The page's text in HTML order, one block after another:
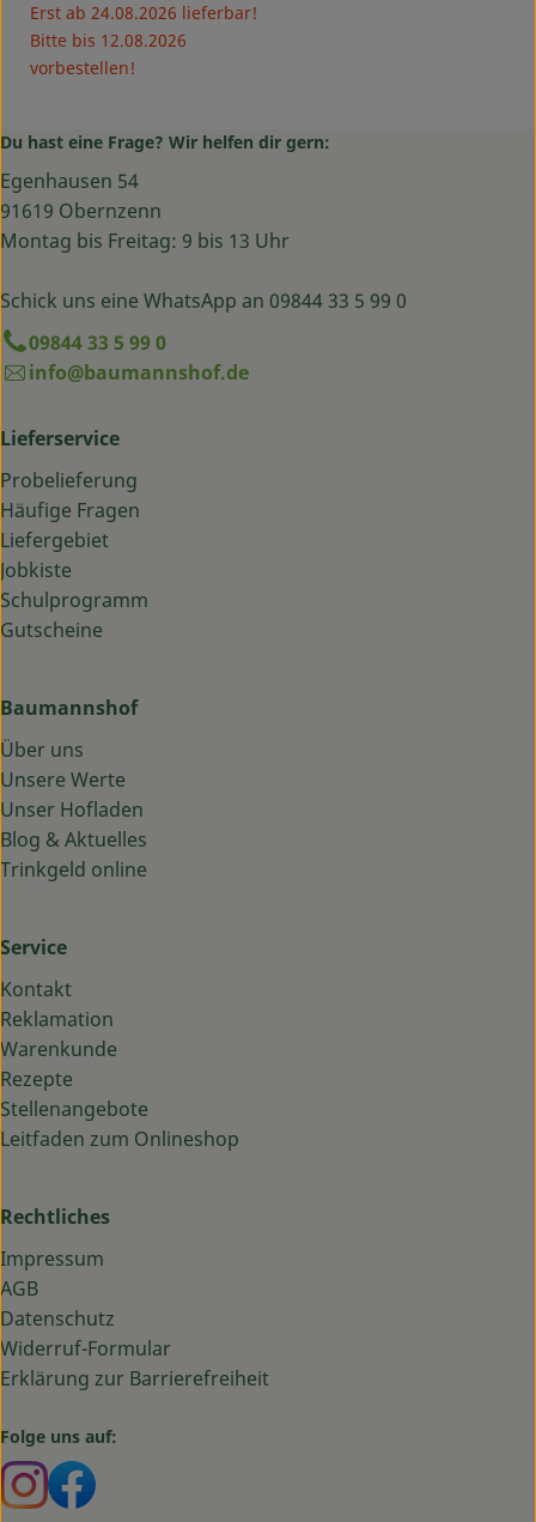
Erst ab 24.08.2026 lieferbar!
Bitte bis 12.08.2026
vorbestellen!
Du hast eine Frage? Wir helfen dir gern:
Egenhausen 54
91619 Obernzenn
Montag bis Freitag: 9 bis 13 Uhr
Schick uns eine WhatsApp an 09844 33 5 99 0
09844 33 5 99 0
info@baumannshof.de
Lieferservice
Probelieferung
Häufige Fragen
Liefergebiet
Jobkiste
Schulprogramm
Gutscheine
Baumannshof
Über uns
Unsere Werte
Unser Hofladen
Blog & Aktuelles
Trinkgeld online
Service
Kontakt
Reklamation
Warenkunde
Rezepte
Stellenangebote
Leitfaden zum Onlineshop
Rechtliches
Impressum
AGB
Datenschutz
Widerruf-Formular
Erklärung zur Barrierefreiheit
Folge uns auf:
Externer Link zu https://www.instagram.com/
Externer Link zu https://www.facebook.com/